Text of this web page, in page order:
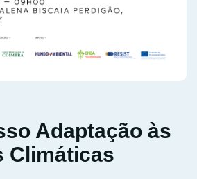
Adaptação às
Climáticas